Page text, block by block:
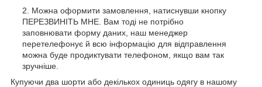
Можна оформити замовлення, натиснувши кнопку
ПЕРЕЗВИНІТЬ МНЕ. Вам тоді не потрібно
заповнювати форму даних, наш менеджер
перетелефонує й всю інформацію для відправлення
можна буде продиктувати телефоном, якщо вам так
зручніше.
Купуючи два шорти або декількох одиниць одягу в нашому